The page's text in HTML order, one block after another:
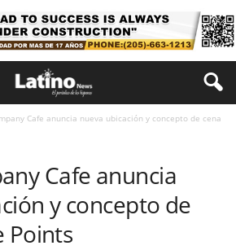
Cafe anuncia nueva ubicación y concepto de cena
Cafe anuncia
y concepto de
Points